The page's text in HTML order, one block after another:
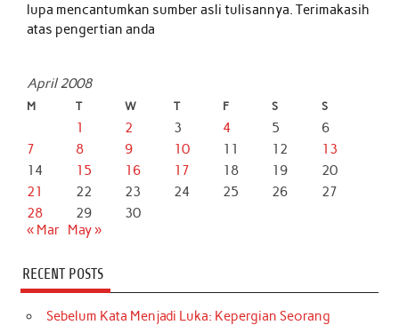
lupa mencantumkan sumber asli tulisannya. Terimakasih
atas pengertian anda
April 2008
M T W T F S S
1 2 3 4 5
6
7
8 9 10 11 12
13
14
15 16 17 18 19
20
21
22 23 24 25 26
27
28
29
30
« Mar May »
RECENT POSTS
Sebelum Kata Menjadi Luka: Kepergian Seorang